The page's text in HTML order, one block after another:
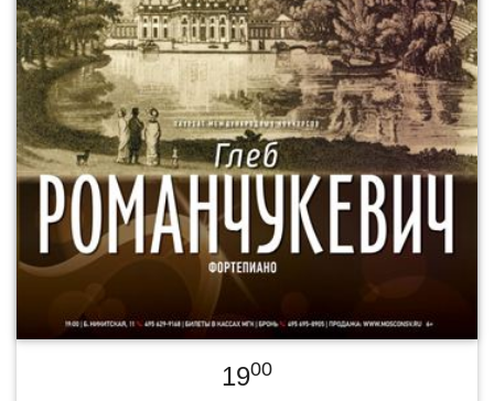
1900